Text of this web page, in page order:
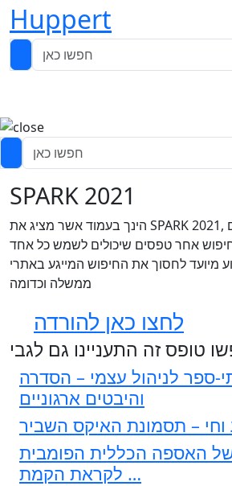
Huppert
SPARK 2021
הינך בעמוד אשר מציג את SPARK 2021, הופרט הינו אלגוריתם
אחר טפסים שיכולים לשמש כל אחד
מיועד לחסוך את החיפוש המייגע באתרי
ממשלה וכדומה
לחצו כאן להורדה
טופס זה התעניינו גם לגבי
ספר לניהול עצמי – הסדרה
והיבטים ארגוניים
וחי – תסמונת האיקס השביר
של האספה הכללית הפומבית
לקראת הקמת …